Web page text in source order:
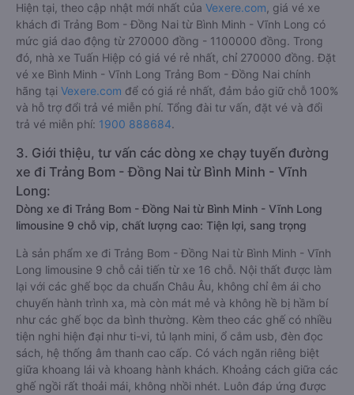
Hiện tại, theo cập nhật mới nhất của Vexere.com , giá vé xe
khách đi Trảng Bom - Đồng Nai từ Bình Minh - Vĩnh Long có
mức giá dao động từ 270000 đồng - 1100000 đồng. Trong
đó, nhà xe Tuấn Hiệp có giá vé rẻ nhất, chỉ 270000 đồng. Đặt
vé xe Bình Minh - Vĩnh Long Trảng Bom - Đồng Nai chính
hãng tại Vexere.com để có giá rẻ nhất, đảm bảo giữ chỗ 100%
và hỗ trợ đổi trả vé miễn phí. Tổng đài tư vấn, đặt vé và đổi
trả vé miễn phí: 1900 888684.
3. Giới thiệu, tư vấn các dòng xe chạy tuyến đường
xe đi Trảng Bom - Đồng Nai từ Bình Minh - Vĩnh
Long:
Dòng xe đi Trảng Bom - Đồng Nai từ Bình Minh - Vĩnh Long
limousine 9 chỗ vip, chất lượng cao: Tiện lợi, sang trọng
Là sản phẩm xe đi Trảng Bom - Đồng Nai từ Bình Minh - Vĩnh
Long limousine 9 chỗ cải tiến từ xe 16 chỗ. Nội thất được làm
lại với các ghế bọc da chuẩn Châu Âu, không chỉ êm ái cho
chuyến hành trình xa, mà còn mát mẻ và không hề bị hầm bí
như các ghế bọc da bình thường. Kèm theo các ghế có nhiều
tiện nghi hiện đại như ti-vi, tủ lạnh mini, ổ cắm usb, đèn đọc
sách, hệ thống âm thanh cao cấp. Có vách ngăn riêng biệt
giữa khoang lái và khoang hành khách. Khoảng cách giữa các
ghế ngồi rất thoải mái, không nhồi nhét. Luôn đáp ứng được